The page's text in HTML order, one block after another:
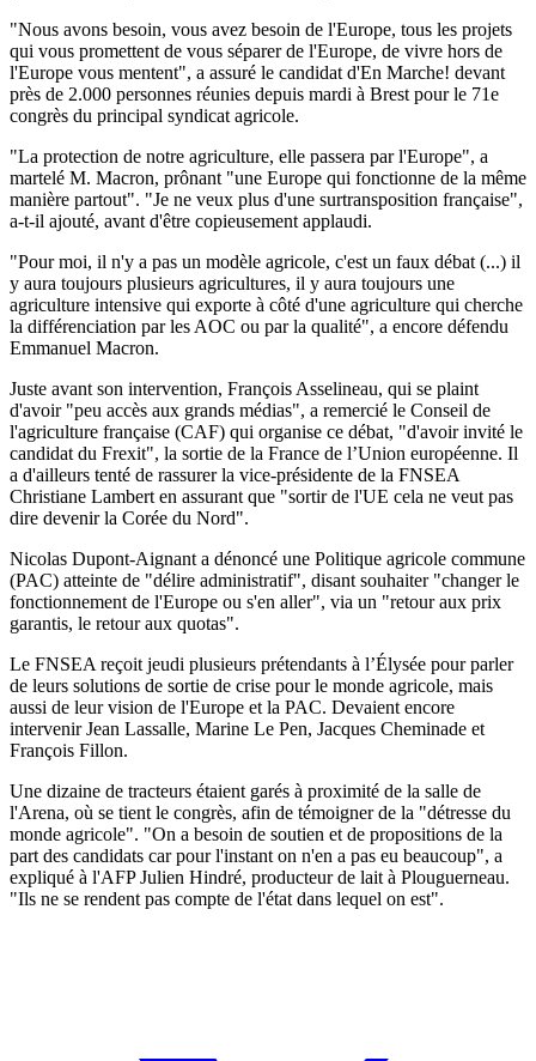
"Nous avons besoin, vous avez besoin de l'Europe, tous les projets
qui vous promettent de vous séparer de l'Europe, de vivre hors de
l'Europe vous mentent", a assuré le candidat d'En Marche! devant
près de 2.000 personnes réunies depuis mardi à Brest pour le 71e
congrès du principal syndicat agricole.
"La protection de notre agriculture, elle passera par l'Europe", a
martelé M. Macron, prônant "une Europe qui fonctionne de la même
manière partout". "Je ne veux plus d'une surtransposition française",
a-t-il ajouté, avant d'être copieusement applaudi.
"Pour moi, il n'y a pas un modèle agricole, c'est un faux débat (...) il
y aura toujours plusieurs agricultures, il y aura toujours une
agriculture intensive qui exporte à côté d'une agriculture qui cherche
la différenciation par les AOC ou par la qualité", a encore défendu
Emmanuel Macron.
Juste avant son intervention, François Asselineau, qui se plaint
d'avoir "peu accès aux grands médias", a remercié le Conseil de
l'agriculture française (CAF) qui organise ce débat, "d'avoir invité le
candidat du Frexit", la sortie de la France de l’Union européenne. Il
a d'ailleurs tenté de rassurer la vice-présidente de la FNSEA
Christiane Lambert en assurant que "sortir de l'UE cela ne veut pas
dire devenir la Corée du Nord".
Nicolas Dupont-Aignant a dénoncé une Politique agricole commune
(PAC) atteinte de "délire administratif", disant souhaiter "changer le
fonctionnement de l'Europe ou s'en aller", via un "retour aux prix
garantis, le retour aux quotas".
Le FNSEA reçoit jeudi plusieurs prétendants à l’Élysée pour parler
de leurs solutions de sortie de crise pour le monde agricole, mais
aussi de leur vision de l'Europe et la PAC. Devaient encore
intervenir Jean Lassalle, Marine Le Pen, Jacques Cheminade et
François Fillon.
Une dizaine de tracteurs étaient garés à proximité de la salle de
l'Arena, où se tient le congrès, afin de témoigner de la "détresse du
monde agricole". "On a besoin de soutien et de propositions de la
part des candidats car pour l'instant on n'en a pas eu beaucoup", a
expliqué à l'AFP Julien Hindré, producteur de lait à Plouguerneau.
"Ils ne se rendent pas compte de l'état dans lequel on est".